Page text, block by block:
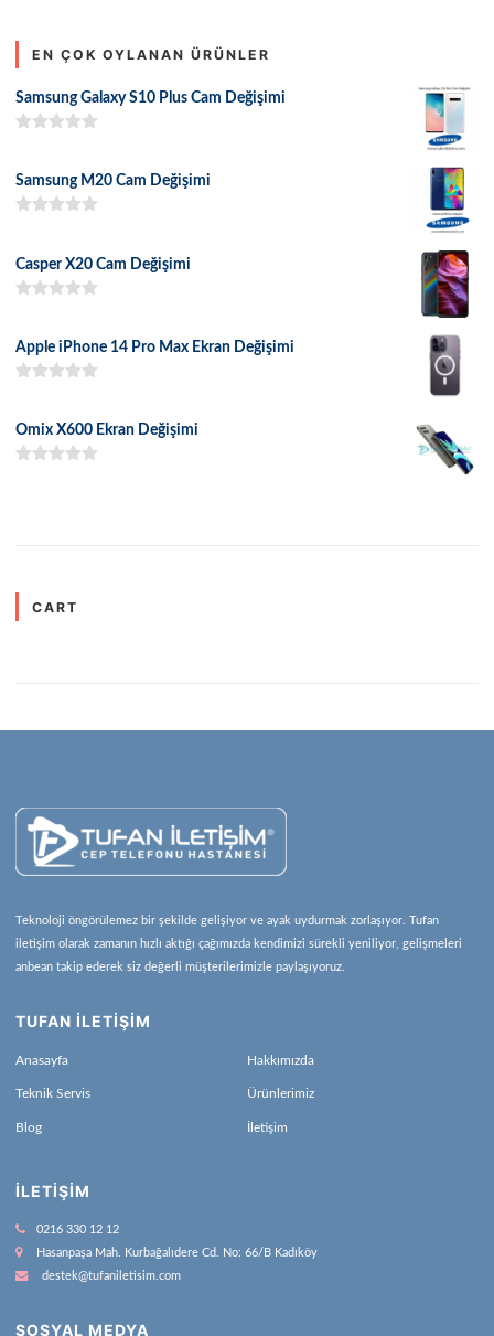
EN ÇOK OYLANAN ÜRÜNLER
Samsung Galaxy S10 Plus Cam Değişimi
Samsung M20 Cam Değişimi
Casper X20 Cam Değişimi
Apple iPhone 14 Pro Max Ekran Değişimi
Omix X600 Ekran Değişimi
CART
Teknoloji öngörülemez bir şekilde gelişiyor ve ayak uydurmak zorlaşıyor. Tufan
iletişim olarak zamanın hızlı aktığı çağımızda kendimizi sürekli yeniliyor, gelişmeleri
anbean takip ederek siz değerli müşterilerimizle paylaşıyoruz.
TUFAN İLETİŞİM
Anasayfa Hakkımızda
Teknik Servis Ürünlerimiz
Blog İletişim
İLETIŞIM
0216 330 12 12
Hasanpaşa Mah. Kurbağalıdere Cd. No: 66/B Kadıköy
destek@tufaniletisim.com
SOSYAL MEDYA